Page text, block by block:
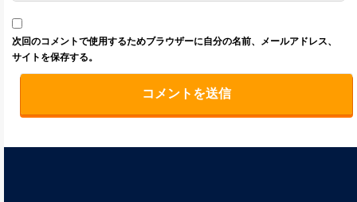
次回のコメントで使用するためブラウザーに自分の名前、メールアドレス、
サイトを保存する。